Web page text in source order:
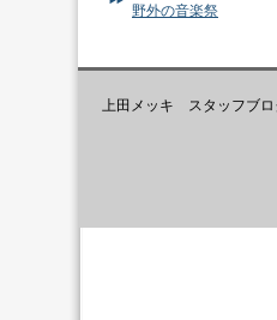
野外の音楽祭
上田メッキ スタッフブロ